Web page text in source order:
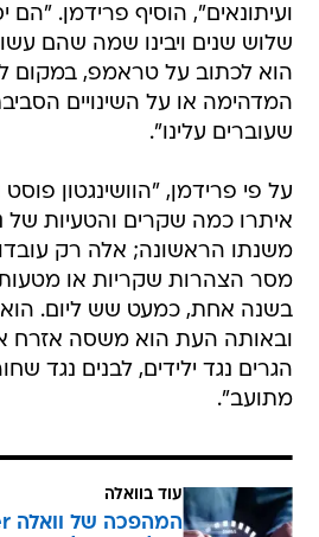
ועיתונאים", הוסיף פרידמן. "הם
שלוש שנים ויבינו שמה שהם
הוא לכתוב על טראמפ, במקום
המדהימה או על השינויים
שעוברים עלינו".
על פי פרידמן, "הוושינגטון פוסט
איתרו כמה שקרים והטעיות של
משנתו הראשונה; אלה רק
בשנה אחת, כמעט שש ליום.
ובאותה העת הוא משסה אזרח
הגרים נגד ילידים, לבנים נגד
מתועב".
עוד בוואלה